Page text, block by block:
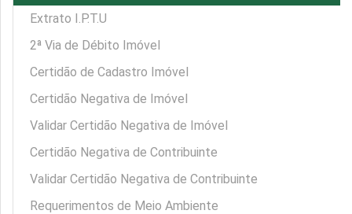
Extrato I.P.T.U
2ª Via de Débito Imóvel
Certidão de Cadastro Imóvel
Certidão Negativa de Imóvel
Validar Certidão Negativa de Imóvel
Certidão Negativa de Contribuinte
Validar Certidão Negativa de Contribuinte
Requerimentos de Meio Ambiente